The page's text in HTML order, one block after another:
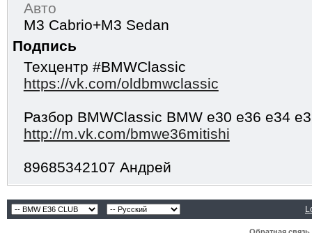
Авто
M3 Cabrio+M3 Sedan
Подпись
Техцентр #BMWClassic
https://vk.com/oldbmwclassic
Разбор BMWClassic BMW e30 e36 e34
http://m.vk.com/bmwe36mitishi
89685342107 Андрей